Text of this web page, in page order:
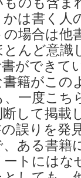
は書く人
場合は他
んど意識
ができて
書籍がこの
一度こち
して掲載
の誤りを発
、ある書
ートにはな